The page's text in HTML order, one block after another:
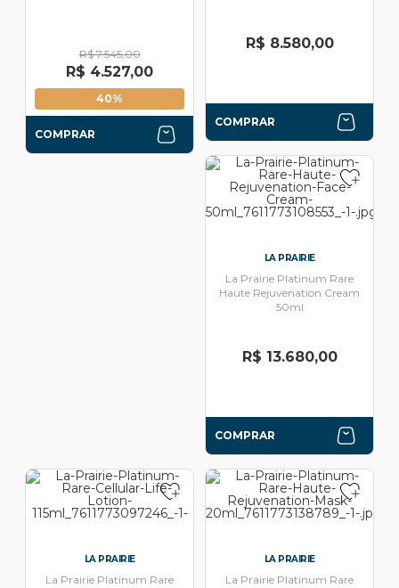
R$ 7.545,00
R$ 4.527,00
40%
COMPRAR
R$ 8.580,00
COMPRAR
LA PRAIRIE
La Prairie Platinum Rare
Haute Rejuvenation Cream
50ml
R$ 13.680,00
COMPRAR
LA PRAIRIE
La Prairie Platinum Rare
LA PRAIRIE
La Prairie Platinum Rare